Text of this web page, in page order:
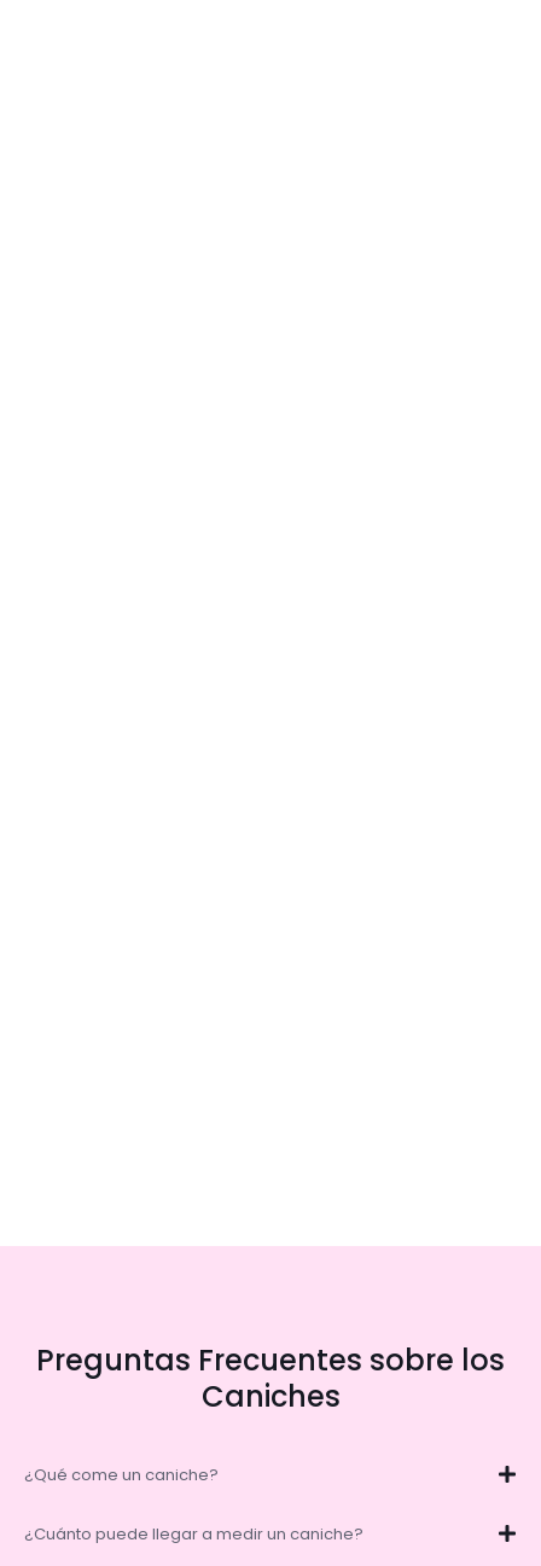
Preguntas Frecuentes sobre los
Caniches
¿Qué come un caniche?
¿Cuánto puede llegar a medir un caniche?